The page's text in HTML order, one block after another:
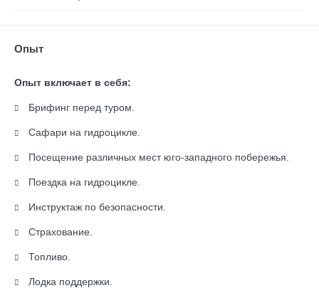
Опыт
Опыт включает в себя:
Брифинг перед туром.
Сафари на гидроцикле.
Посещение различных мест юго-западного побережья.
Поездка на гидроцикле.
Инструктаж по безопасности.
Страхование.
Топливо.
Лодка поддержки.